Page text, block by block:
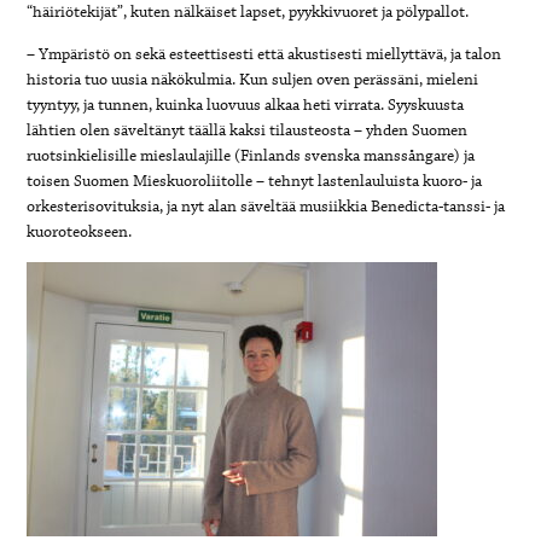
“häiriötekijät”, kuten nälkäiset lapset, pyykkivuoret ja pölypallot.
– Ympäristö on sekä esteettisesti että akustisesti miellyttävä, ja talon
historia tuo uusia näkökulmia. Kun suljen oven perässäni, mieleni
tyyntyy, ja tunnen, kuinka luovuus alkaa heti virrata. Syyskuusta
lähtien olen säveltänyt täällä kaksi tilausteosta – yhden Suomen
ruotsinkielisille mieslaulajille (Finlands svenska manssångare) ja
toisen Suomen Mieskuoroliitolle – tehnyt lastenlauluista kuoro- ja
orkesterisovituksia, ja nyt alan säveltää musiikkia Benedicta-tanssi- ja
kuoroteokseen.